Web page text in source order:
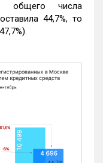
общего числа
44,7%, то